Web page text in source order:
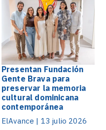
Presentan Fundación
Gente Brava para
preservar la memoria
cultural dominicana
contemporánea
ElAvance | 13 julio 2026